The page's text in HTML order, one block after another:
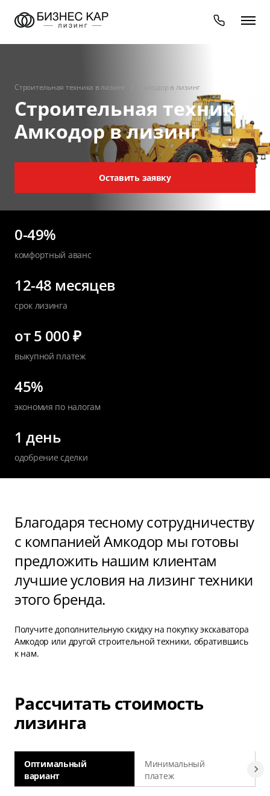
Строительная техника в лизинг Амкодор в лизинг
Строительная техника
Амкодор в лизинг
Оставить заявку
0-49%
комфортный аванс
12-48 месяцев
срок лизинга
от 5 000 ₽
выкупной платеж
45%
экономия по налогам
1 день
одобрение сделки
Благодаря тесному сотрудничеству
с компанией Амкодор мы готовы
предложить нашим клиентам
лучшие условия на лизинг техники
этого бренда.
Получите дополнительную скидку на покупку экскаватора
Амкодор или другой строительной техники, обратившись
к нам.
Рассчитать стоимость
лизинга
Оптимальный
вариант
Минимальный
платеж